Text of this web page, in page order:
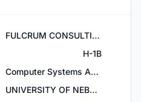
FULCRUM CONSULTING INC DBA CONTINEO HEALTH
H-1B
Computer Systems Analysts
UNIVERSITY OF NEBRASKA